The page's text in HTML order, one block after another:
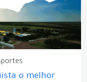
o melhor